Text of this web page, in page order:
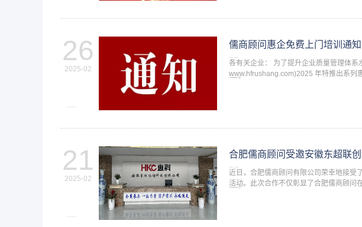
26
2025-02
儒商顾问惠企免费上门培训通知
各有关企业： 为了提升企业质量管理体
www.hfrushang.com)2025 年特推出系列
21
2025-02
合肥儒商顾问受邀安徽东超联
近日，合肥儒商顾问有限公司荣幸地接受
活动。此次合作不仅彰显了合肥儒商顾问